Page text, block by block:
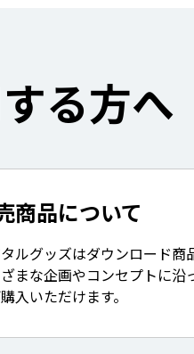
る方へ
商品について
ルグッズはダウンロード商
まな企画やコンセプトに
入いただけます。